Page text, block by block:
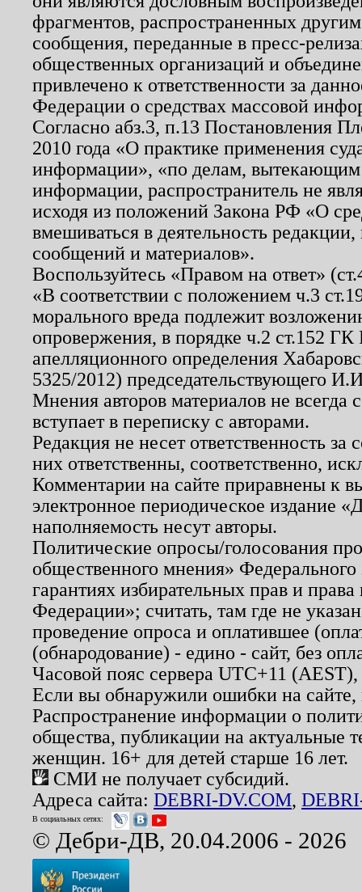
фрагментов, распространенных
сообщения, переданные в пресс-
общественных организаций и
привлечено к ответственности за
Федерации о средствах массовой
Согласно абз.3, п.13 Постановления
2010 года «О практике применения
информации», «по делам, вытекающим
информации, распространитель не
исходя из положений Закона РФ «О
вмешиваться в деятельность
сообщений и материалов».
Воспользуйтесь «Правом на ответ»
«В соответствии с положением ч.3
морального вреда подлежит
опровержения, в порядке ч.2 ст.152
апелляционного определения
5325/2012) председательствующего
Мнения авторов материалов не
вступает в переписку с авторами.
Редакция не несет ответственность
них ответственны, соответственно,
Комментарии на сайте приравнены к
электронное периодическое издание
наполняемость несут авторы.
Политические опросы/голосования
общественного мнения»
гарантиях избирательных прав и
Федерации»; считать, там где не
проведение опроса и оплатившее
(обнародование) - едино - сайт, без
Часовой пояс сервера UTC+11
Если вы обнаружили ошибки на
Распространение информации о
общества, публикации на актуальные
женщин. 16+ для детей старше 16 лет.
СМИ не получает субсидий.
Адреса сайта: DEBRI-DV.COM,
В социальных сетях:
© Дебри-ДВ, 20.04.2006 - 2026